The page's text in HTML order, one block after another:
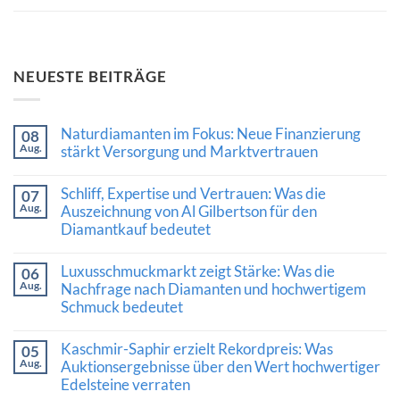
NEUESTE BEITRÄGE
08
Aug.
Naturdiamanten im Fokus: Neue Finanzierung
stärkt Versorgung und Marktvertrauen
zu
Naturdiamanten
im
Fokus:
stärkt
Versorgung
und
Marktvertrauen
07
Aug.
Schliff, Expertise und Vertrauen: Was die
Auszeichnung von Al Gilbertson für den
Diamantkauf bedeutet
zu
Schliff,
Expertise
und
die
Auszeichnung
von
Al
06
Aug.
Luxusschmuckmarkt zeigt Stärke: Was die
Nachfrage nach Diamanten und hochwertigem
Schmuck bedeutet
zu
Luxusschmuckmarkt
zeigt
Stärke:
05
Aug.
Kaschmir-Saphir erzielt Rekordpreis: Was
Auktionsergebnisse über den Wert hochwertiger
Edelsteine verraten